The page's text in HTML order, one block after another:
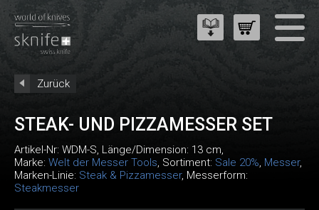
Zurück
STEAK- UND PIZZAMESSER SET
Artikel-Nr: WDM-S, Länge/Dimension: 13 cm,
Marke: Welt der Messer Tools, Sortiment: Sale 20%, Messer,
Marken-Linie: Steak & Pizzamesser, Messerform:
Steakmesser